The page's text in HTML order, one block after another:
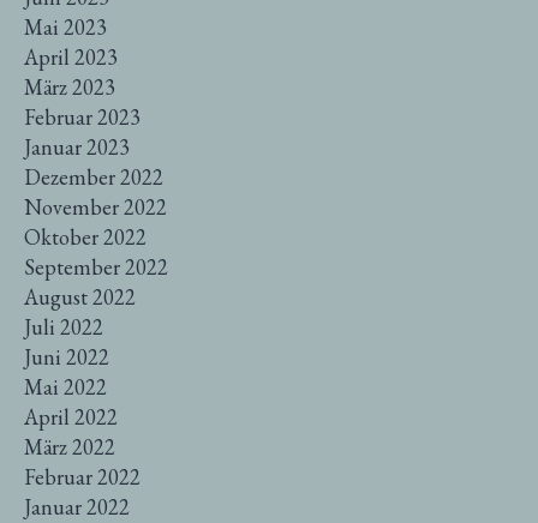
Mai 2023
April 2023
März 2023
Februar 2023
Januar 2023
Dezember 2022
November 2022
Oktober 2022
September 2022
August 2022
Juli 2022
Juni 2022
Mai 2022
April 2022
März 2022
Februar 2022
Januar 2022